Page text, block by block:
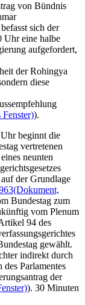
von Bündnis
sich der
Uhr eine halbe
aufgefordert,
der Rohingya
diese
).
beginnt die
vertretenen
neunten
der Grundlage
(Dokument,
Bundestag zum
vom Plenum
94 des
gewählt.
indirekt durch
Parlamentes
der
). 30 Minuten